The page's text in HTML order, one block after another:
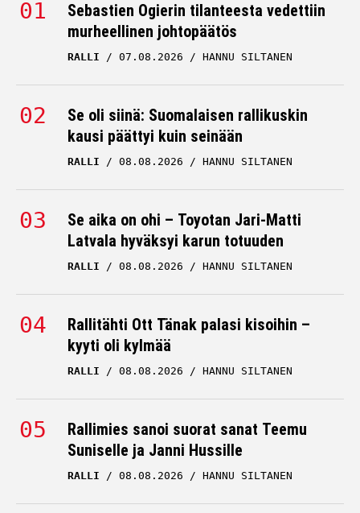
Sebastien Ogierin tilanteesta vedettiin
murheellinen johtopäätös
RALLI 07.08.2026 HANNU SILTANEN
Se oli siinä: Suomalaisen rallikuskin
kausi päättyi kuin seinään
RALLI 08.08.2026 HANNU SILTANEN
Se aika on ohi – Toyotan Jari-Matti
Latvala hyväksyi karun totuuden
RALLI 08.08.2026 HANNU SILTANEN
Rallitähti Ott Tänak palasi kisoihin –
kyyti oli kylmää
RALLI 08.08.2026 HANNU SILTANEN
Rallimies sanoi suorat sanat Teemu
Suniselle ja Janni Hussille
RALLI 08.08.2026 HANNU SILTANEN